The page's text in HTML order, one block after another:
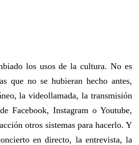
los usos de la cultura. No es
que no se hubieran hecho antes,
la videollamada, la transmisión
Facebook, Instagram o Youtube,
otros sistemas para hacerlo. Y
en directo, la entrevista, la